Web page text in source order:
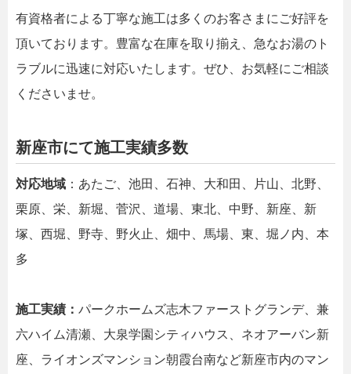
有資格者による丁寧な施工は多くのお客さまにご好評を
頂いております。豊富な在庫を取り揃え、急なお湯のト
ラブルに迅速に対応いたします。ぜひ、お気軽にご相談
くださいませ。
新座市にて施工実績多数
対応地域 ：あたご、池田、石神、大和田、片山、北野、
栗原、栄、新堀、菅沢、道場、東北、中野、新座、新
塚、西堀、野寺、野火止、畑中、馬場、東、堀ノ内、本
多
施工実績： パークホームズ志木ファーストグランデ、兼
六ハイム清瀬、大泉学園シティハウス、ネオアーバン新
座、ライオンズマンション朝霞台南など新座市内のマン